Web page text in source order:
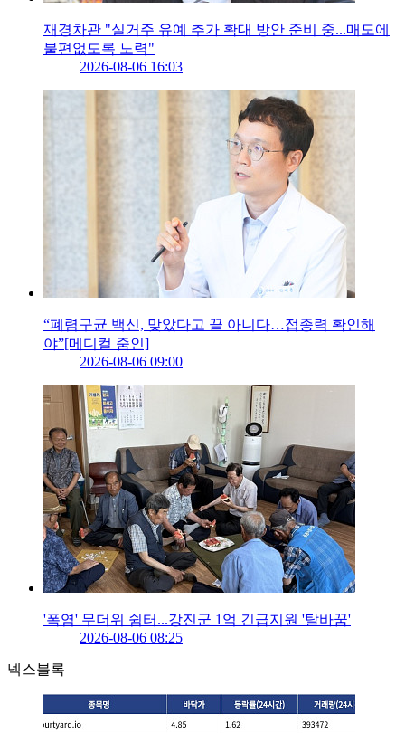
재경차관 "실거주 유예 추가 확대 방안 준비 중...매도에
불편없도록 노력"
2026-08-06 16:03
“폐렴구균 백신, 맞았다고 끝 아니다…접종력 확인해
야”[메디컬 줌인]
2026-08-06 09:00
'폭염' 무더위 쉼터...강진군 1억 긴급지원 '탈바꿈'
2026-08-06 08:25
넥스블록